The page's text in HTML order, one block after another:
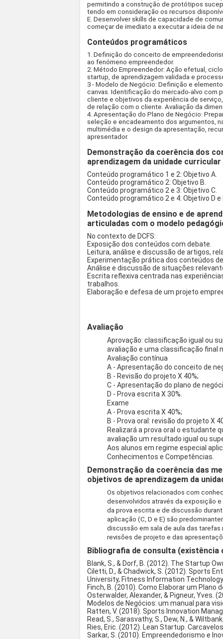
permitindo a construção de protótipos
tendo em consideração os recursos
E. Desenvolver skills de capacidade de
começar de imediato a executar a ideia de
Conteúdos programáticos
1. Definição do conceito de
ao fenómeno empreendedor.
2. Método Empreendedor: Ação efetual,
startup, de aprendizagem validada e
3 - Modelo de Negócio: Definição e
canvas. Identificação do mercado-alvo com
cliente e objetivos da experiência de
de relação com o cliente. Avaliação da
4. Apresentação do Plano de Negócio:
seleção e encadeamento dos argumentos,
multimédia e o design da apresentação,
apresentador.
Demonstração da coerência dos
aprendizagem da unidade curricular
Conteúdo programático 1 e 2: Objetivo A.
Conteúdo programático 2: Objetivo B.
Conteúdo programático 2 e 3: Objetivo C.
Conteúdo programático 2 e 4: Objetivo D e
Metodologias de ensino e de
articuladas com o modelo
No contexto de DCFS:
Exposição dos conteúdos com debate.
Leitura, análise e discussão de artigos,
Experimentação prática dos conteúdos
Análise e discussão de situações
Escrita reflexiva centrada nas
trabalhos.
Elaboração e defesa de um projeto
Avaliação
Aprovação: classificação igual ou
avaliação e uma classificação final
Avaliação contínua
A - Apresentação do conceito de
B - Revisão do projeto X 40%;
C - Apresentação do plano de
D - Prova escrita X 30%.
Exame
A - Prova escrita X 40%;
B - Prova oral: revisão do projeto X
Realizará a prova oral o estudante
avaliação um resultado igual ou
Aos alunos em regime especial
Conhecimentos e Competências.
Demonstração da coerência das
objetivos de aprendizagem da
Os objetivos relacionados com
desenvolvidos através da exposição
da prova escrita e de discussão
aplicação (C, D e E) são
discussão em sala de aula das
revisões de projeto e das
Bibliografia de consulta
Blank, S., & Dorf, B. (2012). The Startup
Ciletti, D., & Chadwick, S. (2012). Sports
University, Fitness Information
Finch, B. (2010). Como Elaborar um Plano
Osterwalder, Alexander, & Pigneur, Yves.
Modelos de Negócios: um manual para
Ratten, V. (2018). Sports Innovation
Read, S., Sarasvathy, S., Dew, N., &
Ries, Eric. (2012). Lean Startup.
Sarkar, S. (2010). Empreendedorismo e